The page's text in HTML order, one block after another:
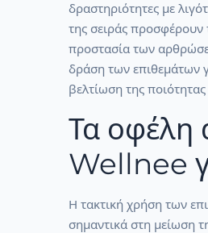
δραστηριότητες με
της σειράς προσφέρουν
προστασία των
δράση των επιθεμάτων
βελτίωση της
Τα οφέλη
Wellnee
Η τακτική χρήση των
σημαντικά στη μείωση